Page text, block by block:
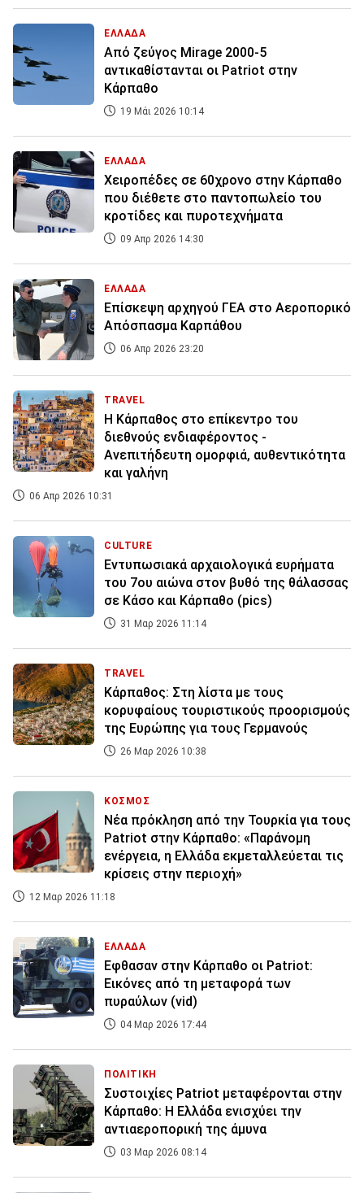
ΕΛΛΑΔΑ
Από ζεύγος Mirage 2000-5
αντικαθίστανται οι Patriot στην
Κάρπαθο
19 Μάι 2026 10:14
ΕΛΛΑΔΑ
Χειροπέδες σε 60χρονο στην Κάρπαθο
που διέθετε στο παντοπωλείο του
κροτίδες και πυροτεχνήματα
09 Απρ 2026 14:30
ΕΛΛΑΔΑ
Επίσκεψη αρχηγού ΓΕΑ στo Αεροπορικό
Απόσπασμα Καρπάθου
06 Απρ 2026 23:20
TRAVEL
Η Κάρπαθος στο επίκεντρο του
διεθνούς ενδιαφέροντος -
Ανεπιτήδευτη ομορφιά, αυθεντικότητα
και γαλήνη
06 Απρ 2026 10:31
CULTURE
Εντυπωσιακά αρχαιολογικά ευρήματα
του 7ου αιώνα στον βυθό της θάλασσας
σε Κάσο και Κάρπαθο (pics)
31 Μαρ 2026 11:14
TRAVEL
Κάρπαθος: Στη λίστα με τους
κορυφαίους τουριστικούς προορισμούς
της Ευρώπης για τους Γερμανούς
26 Μαρ 2026 10:38
ΚΟΣΜΟΣ
Νέα πρόκληση από την Τουρκία για τους
Patriot στην Κάρπαθο: «Παράνομη
ενέργεια, η Ελλάδα εκμεταλλεύεται τις
κρίσεις στην περιοχή»
12 Μαρ 2026 11:18
ΕΛΛΑΔΑ
Εφθασαν στην Κάρπαθο οι Patriot:
Εικόνες από τη μεταφορά των
πυραύλων (vid)
04 Μαρ 2026 17:44
ΠΟΛΙΤΙΚΗ
Συστοιχίες Patriot μεταφέρονται στην
Κάρπαθο: Η Ελλάδα ενισχύει την
αντιαεροπορική της άμυνα
03 Μαρ 2026 08:14